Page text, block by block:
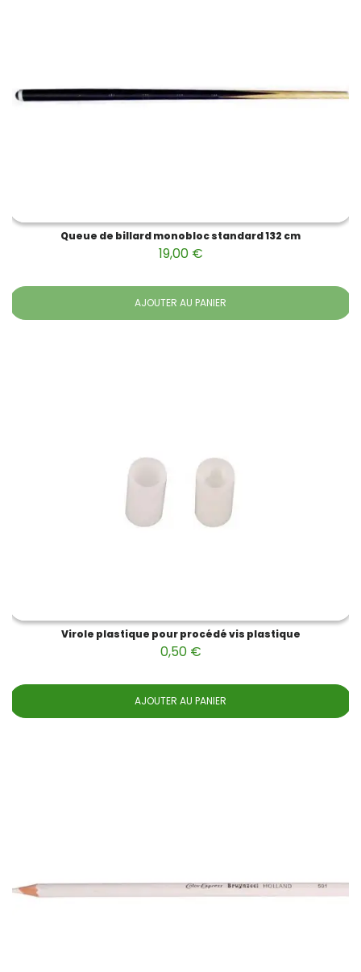
Queue de billard monobloc standard 132 cm
19,00 €
AJOUTER AU PANIER
Virole plastique pour procédé vis plastique
0,50 €
AJOUTER AU PANIER